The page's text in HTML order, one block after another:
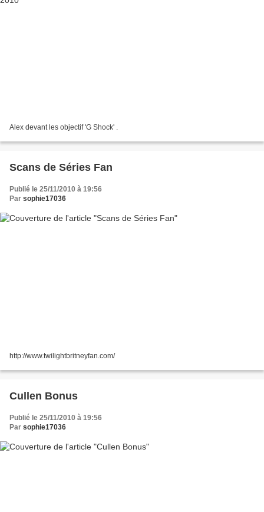
Alex devant les objectif 'G Shock' .
Scans de Séries Fan
Publié le 25/11/2010 à 19:56
Par sophie17036
http://www.twilightbritneyfan.com/
Cullen Bonus
Publié le 25/11/2010 à 19:56
Par sophie17036